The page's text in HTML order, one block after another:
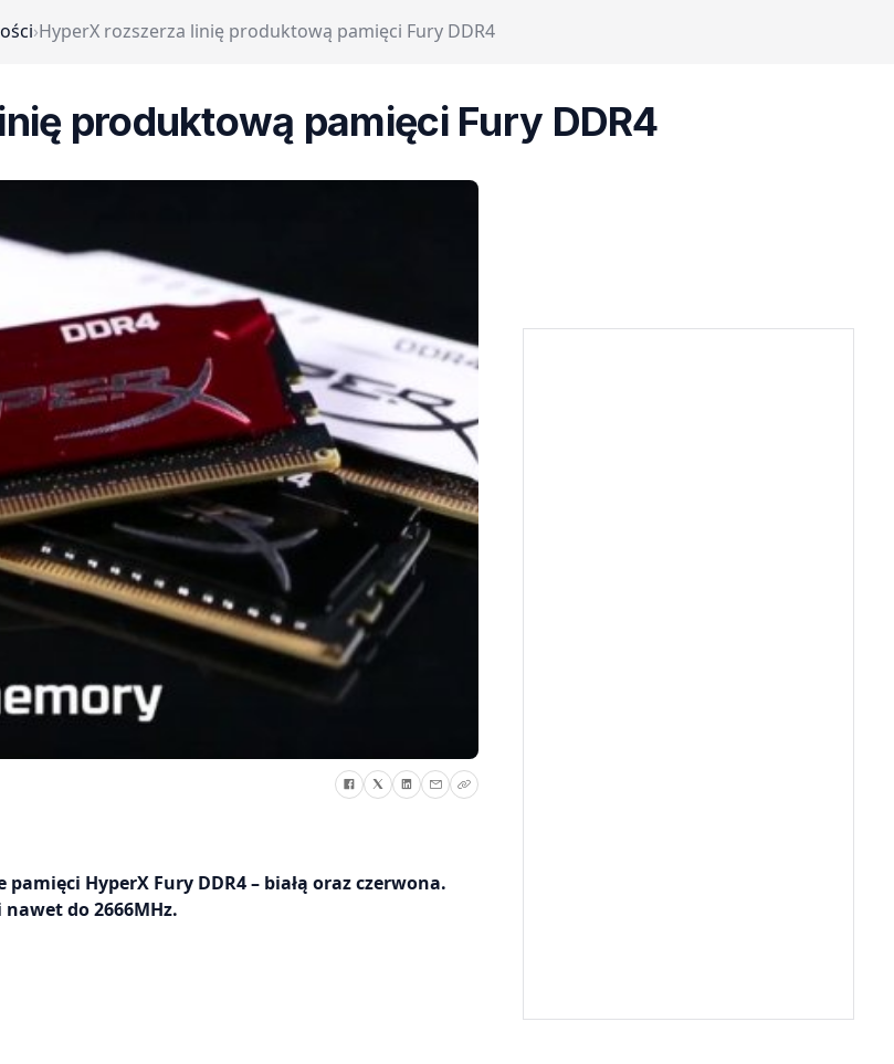
›HyperX rozszerza linię produktową pamięci Fury DDR4
produktową pamięci Fury DDR4
HyperX Fury DDR4 – białą oraz czerwona.
do 2666MHz.